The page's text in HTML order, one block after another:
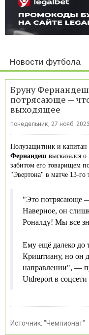
Новости футбола
Бруну Фернандеш
потрясающе —
выходящее
понедельник, 27 нояб.
Полузащитник и
Фернандеш высказался о
забитом его товарищем
"Эвертона" в матче 13-го
"Это потрясающе
Наверное, он
Роналду! Мы все
Ему ещё далеко до
Криштиану, но он
направлении", —
Utdreport в
Источник: "Чемпионат"